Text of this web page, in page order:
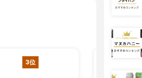
3位